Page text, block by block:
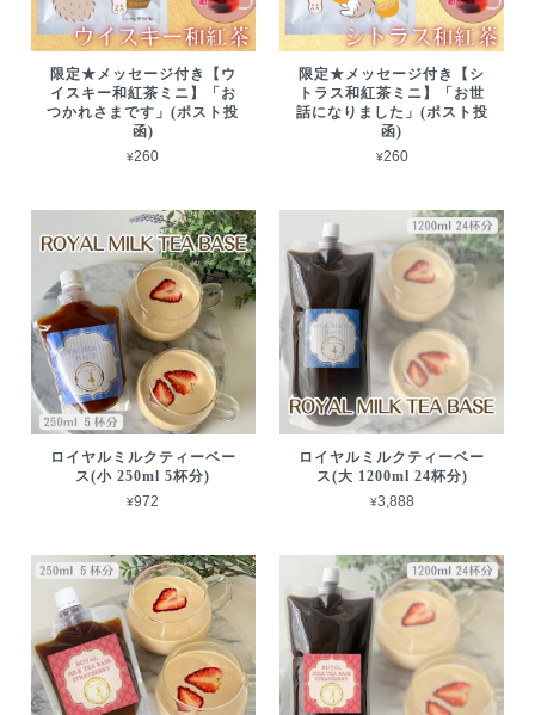
限定★メッセージ付き【ウ
イスキー和紅茶ミニ】「お
つかれさまです」(ポスト投
函)
¥260
限定★メッセージ付き【シ
トラス和紅茶ミニ】「お世
話になりました」(ポスト投
函)
¥260
ロイヤルミルクティーベー
ス(小 250ml 5杯分)
¥972
ロイヤルミルクティーベー
ス(大 1200ml 24杯分)
¥3,888